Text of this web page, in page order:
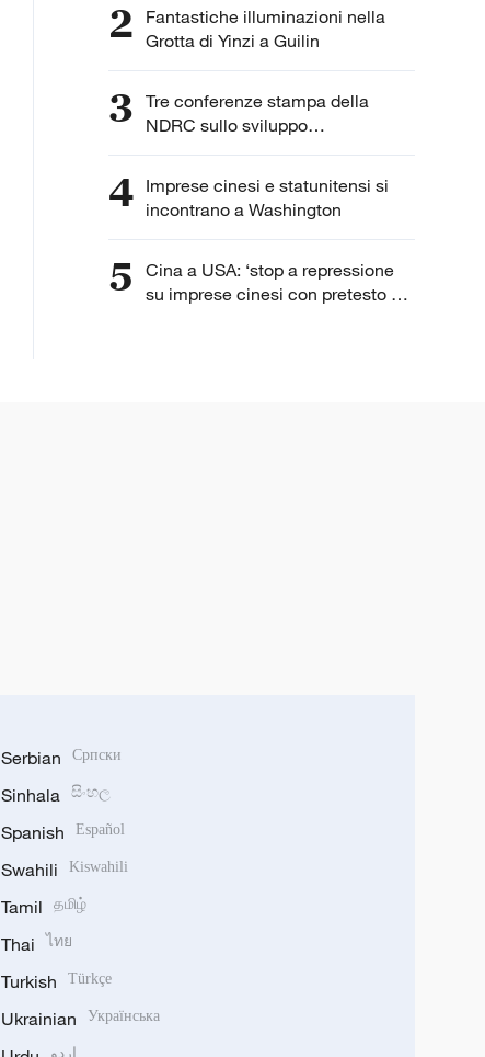
2
Fantastiche illuminazioni nella
Grotta di Yinzi a Guilin
3 Tre conferenze stampa della
NDRC sullo sviluppo
dell'intelligenza artificiale
4 Imprese cinesi e statunitensi si
incontrano a Washington
5
Cina a USA: ‘stop a repressione
su imprese cinesi con pretesto di
Serbian Српски
Sinhala සිංහල
Spanish Español
Swahili Kiswahili
Tamil தமிழ்
Thai ไทย
Turkish Türkçe
Ukrainian Українська
اردو